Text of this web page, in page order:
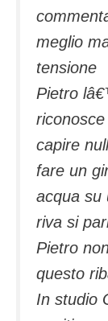
meglio
tensione
Pietro
capire
fare un
acqua su
riva si
Pietro
questo
In studio